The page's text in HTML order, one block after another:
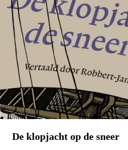
De klopjacht op de sneer